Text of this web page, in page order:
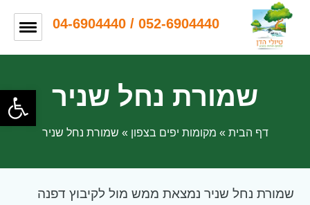
052-6904440 / 04-6904440
שמורת נחל שניר
דף הבית » מקומות יפים בצפון » שמורת נחל שניר
שמורת נחל שניר נמצאת ממש מול לקיבוץ דפנה